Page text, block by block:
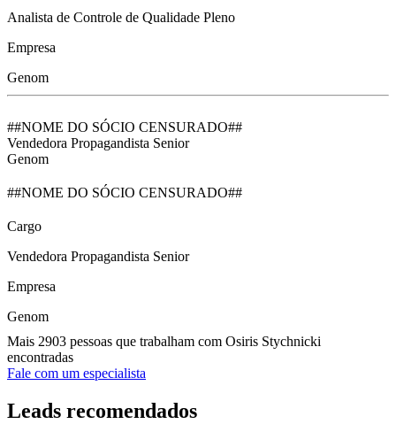
Analista de Controle de Qualidade Pleno
Empresa
Genom
##NOME DO SÓCIO CENSURADO##
Vendedora Propagandista Senior
Genom
##NOME DO SÓCIO CENSURADO##
Cargo
Vendedora Propagandista Senior
Empresa
Genom
Mais 2903 pessoas que trabalham com Osiris Stychnicki
encontradas
Fale com um especialista
Leads recomendados